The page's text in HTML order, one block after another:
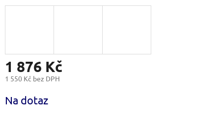
1 876 Kč
1 550 Kč bez DPH
cena:
Na dotaz